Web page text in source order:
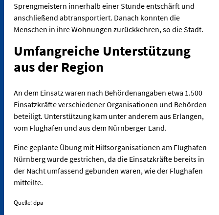
Sprengmeistern innerhalb einer Stunde entschärft und
anschließend abtransportiert. Danach konnten die
Menschen in ihre Wohnungen zurückkehren, so die Stadt.
Umfangreiche Unterstützung
aus der Region
An dem Einsatz waren nach Behördenangaben etwa 1.500
Einsatzkräfte verschiedener Organisationen und Behörden
beteiligt. Unterstützung kam unter anderem aus Erlangen,
vom Flughafen und aus dem Nürnberger Land.
Eine geplante Übung mit Hilfsorganisationen am Flughafen
Nürnberg wurde gestrichen, da die Einsatzkräfte bereits in
der Nacht umfassend gebunden waren, wie der Flughafen
mitteilte.
Quelle: dpa